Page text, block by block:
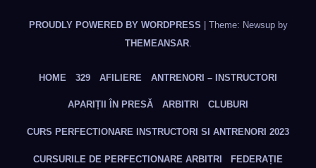
PROUDLY POWERED BY WORDPRESS
Theme: Newsup by
THEMEANSAR.
HOME 329 AFILIERE ANTRENORI – INSTRUCTORI
APARIȚII ÎN PRESĂ ARBITRI CLUBURI
CURS PERFECTIONARE INSTRUCTORI SI ANTRENORI 2023
CURSURILE DE PERFECTIONARE ARBITRI FEDERAȚIE